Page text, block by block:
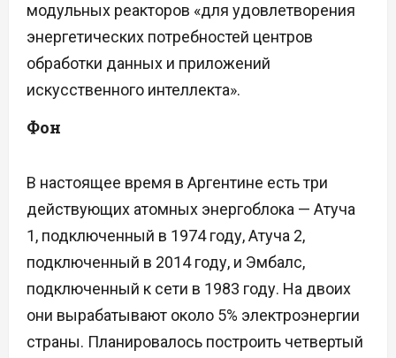
модульных реакторов «для удовлетворения
энергетических потребностей центров
обработки данных и приложений
искусственного интеллекта».
Фон
В настоящее время в Аргентине есть три
действующих атомных энергоблока — Атуча
1, подключенный в 1974 году, Атуча 2,
подключенный в 2014 году, и Эмбалс,
подключенный к сети в 1983 году. На двоих
они вырабатывают около 5% электроэнергии
страны. Планировалось построить четвертый